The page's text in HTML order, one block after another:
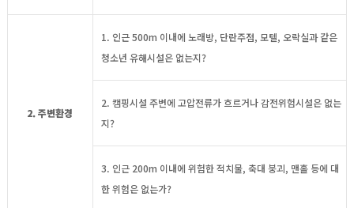
2. 주변환경
1. 인근 500m 이내에 노래방, 단란주점, 모텔, 오락실과 같은
청소년 유해시설은 없는지?
2. 캠핑시설 주변에 고압전류가 흐르거나 감전위험시설은 없는
지?
3. 인근 200m 이내에 위험한 적치물, 축대 붕괴, 맨홀 등에 대
한 위험은 없는가?